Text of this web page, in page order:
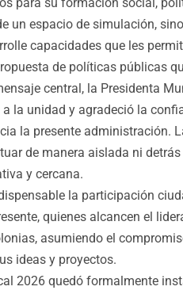
un espacio de simulación,
capacidades que les
de políticas públicas
central, la Presidenta
la unidad y agradeció la
la presente administración.
de manera aislada ni
y cercana.
la participación
quienes alcancen el
asumiendo el
ideas y proyectos.
2026 quedó formalmente